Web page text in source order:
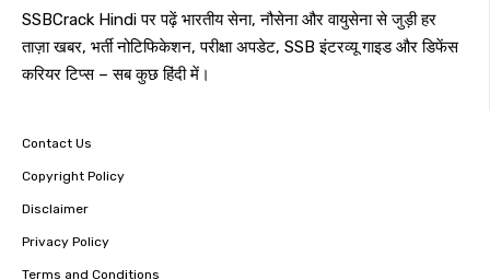
SSBCrack Hindi पर पढ़ें भारतीय सेना, नौसेना और वायुसेना से जुड़ी हर
ताज़ा खबर, भर्ती नोटिफिकेशन, परीक्षा अपडेट, SSB इंटरव्यू गाइड और डिफेंस
करियर टिप्स – सब कुछ हिंदी में।
Contact Us
Copyright Policy
Disclaimer
Privacy Policy
Terms and Conditions